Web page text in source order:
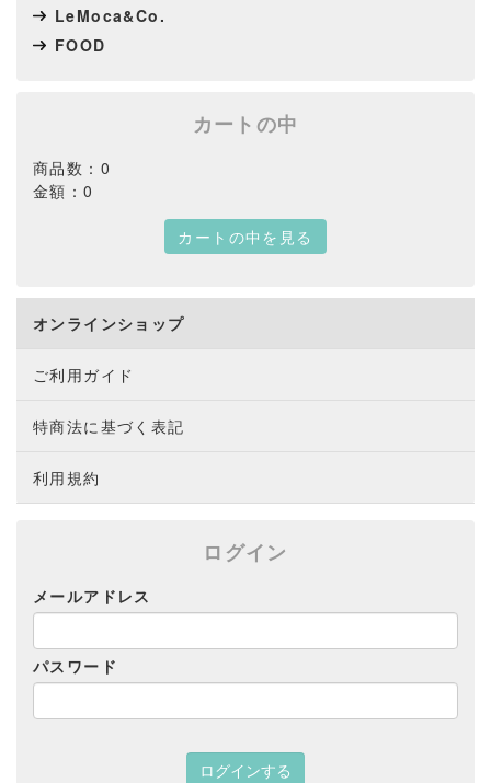
LeMoca&Co.
FOOD
カートの中
商品数：0
金額：0
カートの中を見る
オンラインショップ
ご利用ガイド
特商法に基づく表記
利用規約
ログイン
メールアドレス
パスワード